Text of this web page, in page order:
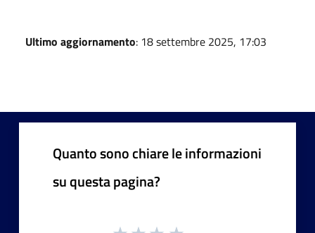
Ultimo aggiornamento: 18 settembre 2025, 17:03
Quanto sono chiare le informazioni
su questa pagina?